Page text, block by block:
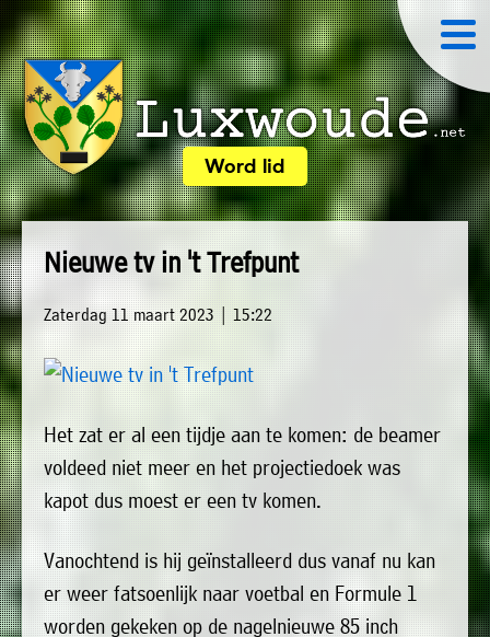
Word lid
Nieuwe tv in 't Trefpunt
Zaterdag 11 maart 2023 | 15:22
Het zat er al een tijdje aan te komen: de beamer
voldeed niet meer en het projectiedoek was
kapot dus moest er een tv komen.
Vanochtend is hij geïnstalleerd dus vanaf nu kan
er weer fatsoenlijk naar voetbal en Formule 1
worden gekeken op de nagelnieuwe 85 inch
»
»
Welkom
Nieuws
Agenda
»
Verenigingen
»
Bedrijven
Luxwoude.net
website@luxwoude.net
Plaatselijk
belang
Op
dit
moment
bestaat
het
bestuur
uit
de
volgende
personen: